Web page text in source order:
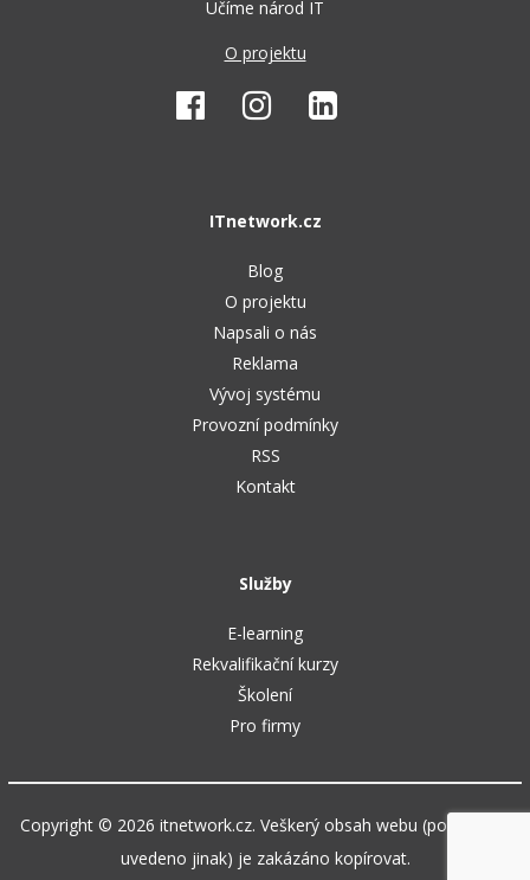
Učíme národ IT
O projektu
ITnetwork.cz
Blog
O projektu
Napsali o nás
Reklama
Vývoj systému
Provozní podmínky
RSS
Kontakt
Služby
E-learning
Rekvalifikační kurzy
Školení
Pro firmy
Copyright © 2026 itnetwork.cz. Veškerý obsah webu (pokud není
uvedeno jinak) je zakázáno kopírovat.